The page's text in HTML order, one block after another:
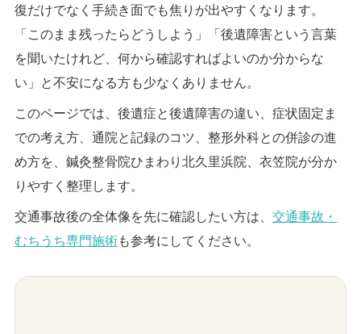
復だけでなく手続き面でも焦りが出やすくなります。
「このまま残ったらどうしよう」「後遺障害という言葉
を聞いたけれど、何から確認すればよいのか分からな
い」と不安になる方も少なくありません。
このページでは、後遺症と後遺障害の違い、症状固定ま
での考え方、通院と記録のコツ、整形外科との併診の進
め方を、鍼灸整骨院ひまわり北久里浜院、衣笠院が分か
りやすく整理します。
交通事故後の全体像を先に確認したい方は、 交通事故・
むちうち専門施術も参考にしてください。